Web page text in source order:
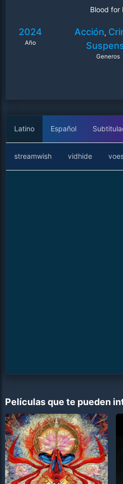
Blood for
2024
Año
Acción,
Generos
Latino Español
streamwish vidhide
Películas que te pueden